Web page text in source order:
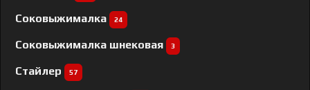
Соковыжималка 24
Соковыжималка шнековая 3
Стайлер 57